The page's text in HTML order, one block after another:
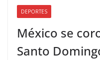
DEPORTES
México se
Santo